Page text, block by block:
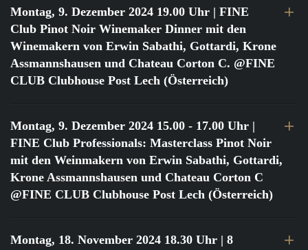
Montag, 9. Dezember 2024 19.00 Uhr | FINE
Club Pinot Noir Winemaker Dinner mit den
Winemakern von Erwin Sabathi, Gottardi, Krone
Assmannshausen und Chateau Corton C. @FINE
CLUB Clubhouse Post Lech (Österreich)
Montag, 9. Dezember 2024 15.00 - 17.00 Uhr |
FINE Club Professionals: Masterclass Pinot Noir
mit den Weinmakern von Erwin Sabathi, Gottardi,
Krone Assmannshausen und Chateau Corton C
@FINE CLUB Clubhouse Post Lech (Österreich)
Montag, 18. November 2024 18.30 Uhr | 8